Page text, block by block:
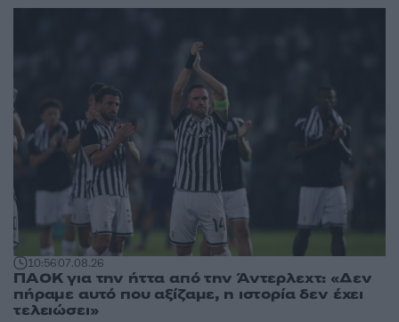
10:5607.08.26
ΠΑΟΚ για την ήττα από την Άντερλεχτ: «Δεν
πήραμε αυτό που αξίζαμε, η ιστορία δεν έχει
τελειώσει»